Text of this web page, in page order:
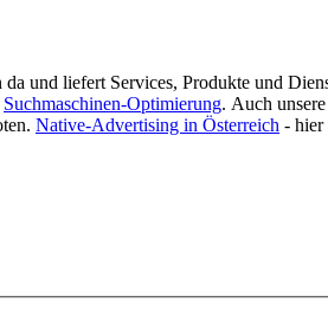
und liefert Services, Produkte und
Suchmaschinen-Optimierung. Auch
Native-Advertising in Österreich - hier